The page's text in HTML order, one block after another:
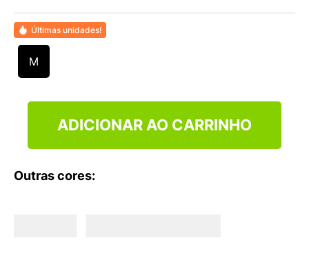
Últimas unidades!
M
ADICIONAR AO CARRINHO
Outras cores:
9 º
VEJA COUNTRY
10º